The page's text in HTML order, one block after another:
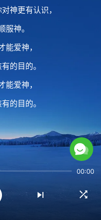
神更有认识，
服神。
能爱神，
的目的。
能爱神，
的目的。
神迹奇事，
命实际。
00:00